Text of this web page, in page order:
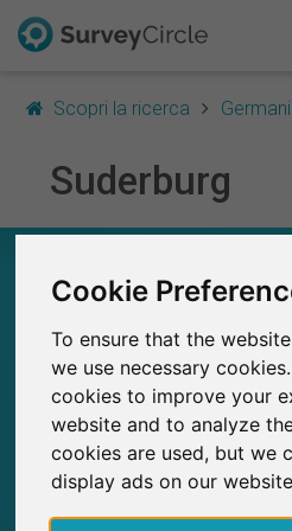
Cookie
To ensure that the
we use necessary
cookies to improve your
website and to analyze
cookies are used, but we
display ads on our
Scopri la ricerca
Suderburg
3
Studi pubblicati in
0
Studi attualmente
Scopri
FAQ
Accedi